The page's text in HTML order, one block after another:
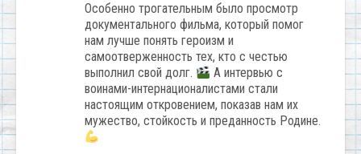
Особенно трогательным было просмотр
документального фильма, который помог
нам лучше понять героизм и
самоотверженность тех, кто с честью
выполнил свой долг.
А интервью с
воинами-интернационалистами стали
настоящим откровением, показав нам их
мужество, стойкость и преданность Родине.